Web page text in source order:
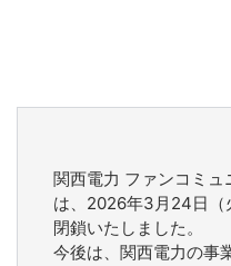
関西電力 ファンコミュ
は、2026年3月24日（
閉鎖いたしました。
今後は、関西電力の事